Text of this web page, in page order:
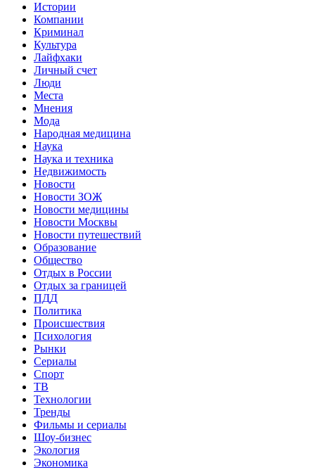
Истории
Компании
Криминал
Культура
Лайфхаки
Личный счет
Люди
Места
Мнения
Мода
Народная медицина
Наука
Наука и техника
Недвижимость
Новости
Новости ЗОЖ
Новости медицины
Новости Москвы
Новости путешествий
Образование
Общество
Отдых в России
Отдых за границей
ПДД
Политика
Происшествия
Психология
Рынки
Сериалы
Спорт
ТВ
Технологии
Тренды
Фильмы и сериалы
Шоу-бизнес
Экология
Экономика